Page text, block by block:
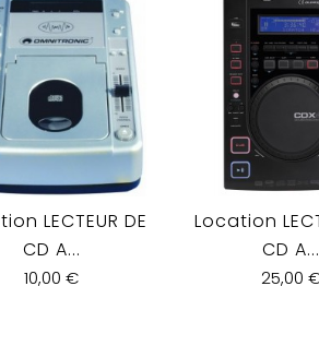
LECTEUR DE
CD A...
10,00 €
Location
CD A...
25,00